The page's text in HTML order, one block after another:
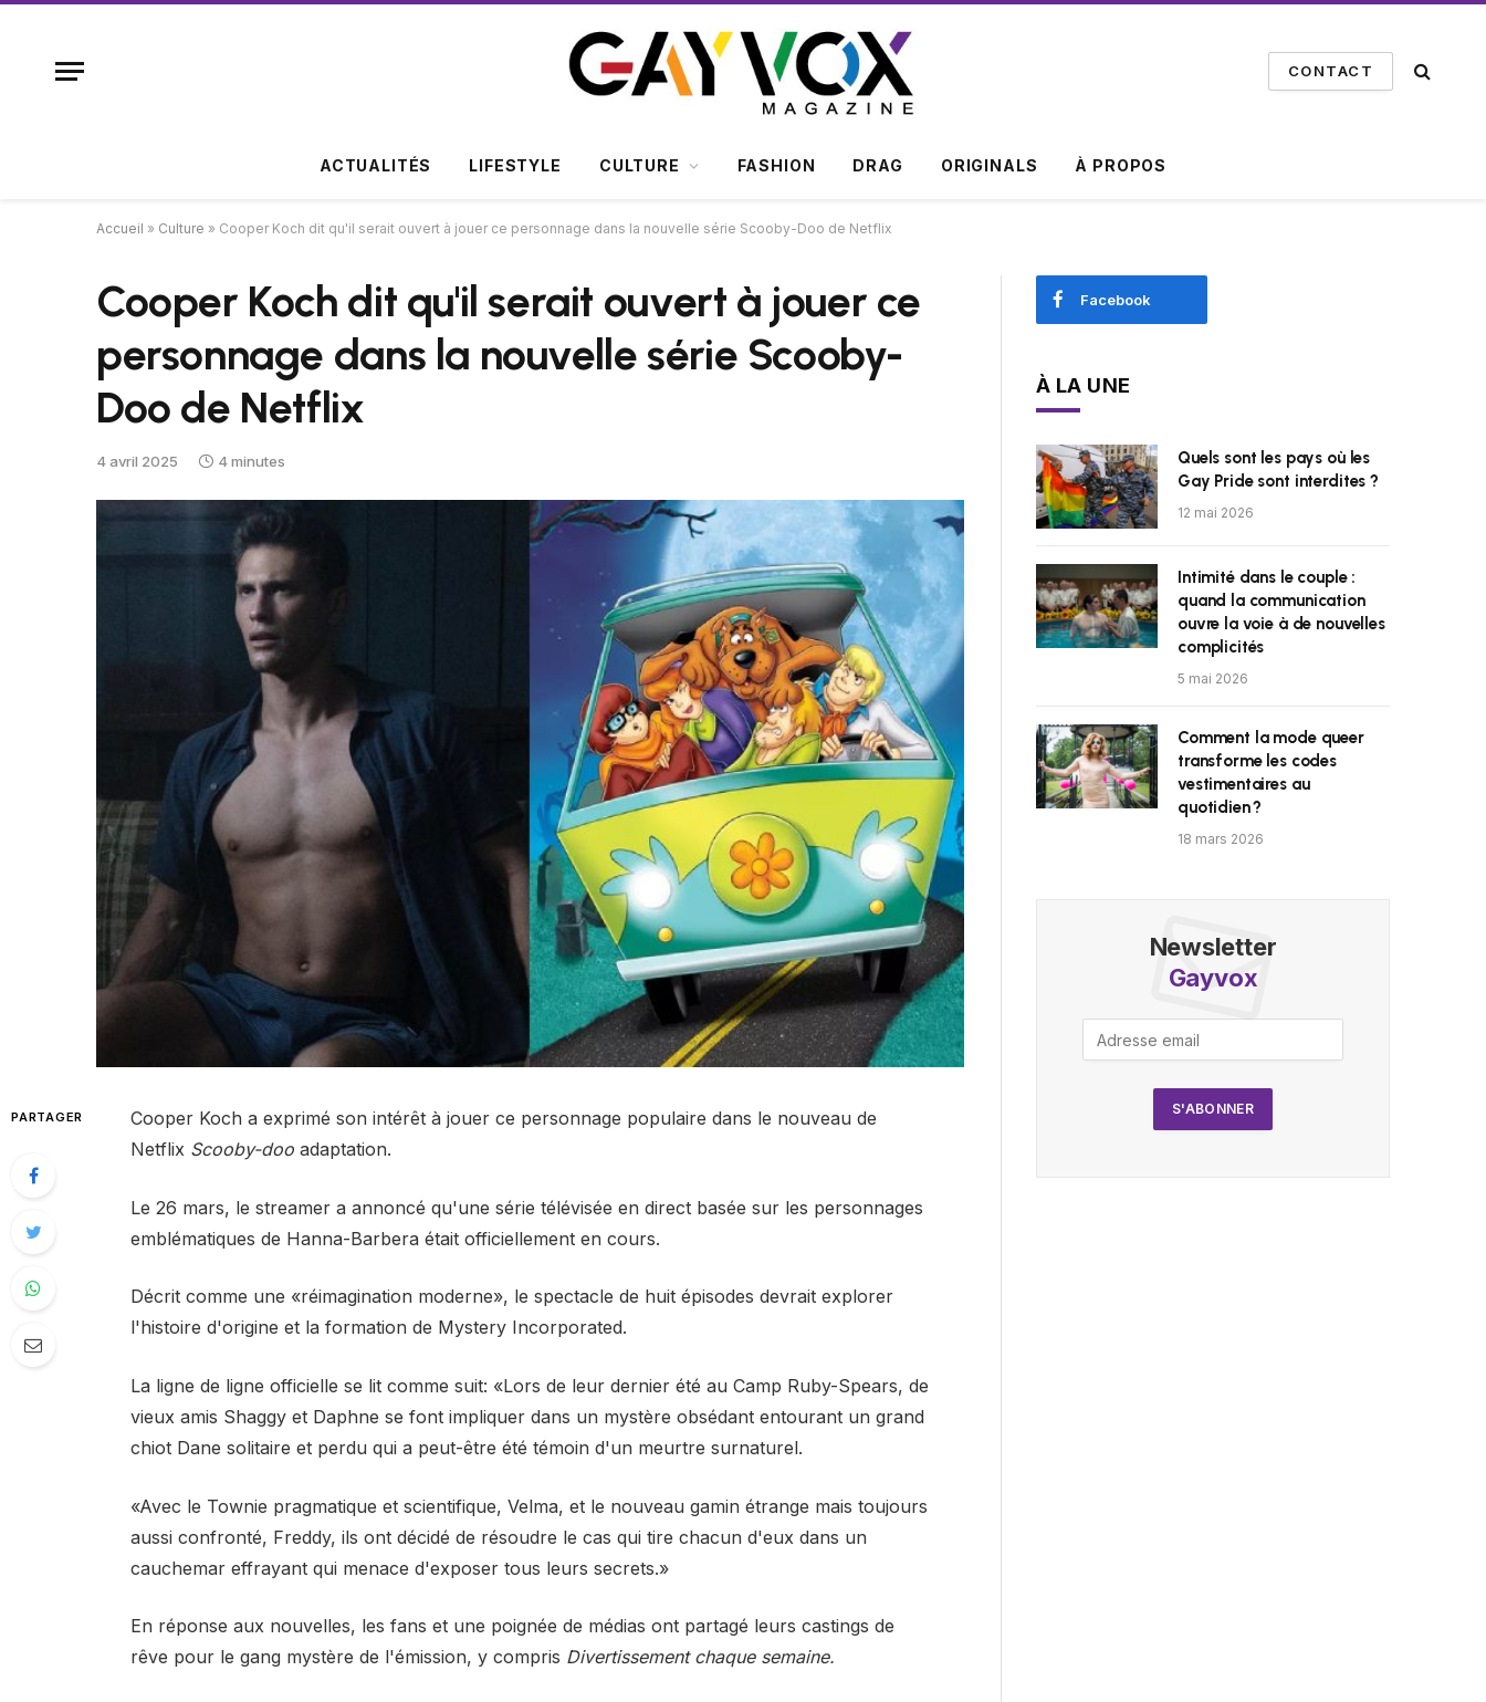
CONTACT
ACTUALITÉS LIFESTYLE CULTURE FASHION DRAG ORIGINALS À PROPOS
Accueil » Culture » Cooper Koch dit qu'il serait ouvert à jouer ce personnage dans la nouvelle série Scooby-Doo de Netflix
Cooper Koch dit qu'il serait ouvert à jouer ce
personnage dans la nouvelle série Scooby-
Doo de Netflix
4 avril 2025 4 minutes
PARTAGER
Cooper Koch a exprimé son intérêt à jouer ce personnage populaire dans le nouveau de
NetflixScooby-dooadaptation.
Le 26 mars, le streamer a annoncé qu'une série télévisée en direct basée sur les personnages
emblématiques de Hanna-Barbera était officiellement en cours.
Décrit comme une «réimagination moderne», le spectacle de huit épisodes devrait explorer
l'histoire d'origine et la formation de Mystery Incorporated.
La ligne de ligne officielle se lit comme suit: «Lors de leur dernier été au Camp Ruby-Spears, de
vieux amis Shaggy et Daphne se font impliquer dans un mystère obsédant entourant un grand
chiot Dane solitaire et perdu qui a peut-être été témoin d'un meurtre surnaturel.
«Avec le Townie pragmatique et scientifique, Velma, et le nouveau gamin étrange mais toujours
aussi confronté, Freddy, ils ont décidé de résoudre le cas qui tire chacun d'eux dans un
cauchemar effrayant qui menace d'exposer tous leurs secrets.»
En réponse aux nouvelles, les fans et une poignée de médias ont partagé leurs castings de
rêve pour le gang mystère de l'émission, y compris Divertissement chaque semaine.
Facebook
À LA UNE
Quels sont les pays où les
Gay Pride sont interdites ?
12 mai 2026
Intimité dans le couple :
quand la communication
ouvre la voie à de nouvelles
complicités
5 mai 2026
Comment la mode queer
transforme les codes
vestimentaires au
quotidien ?
18 mars 2026
Newsletter
Gayvox